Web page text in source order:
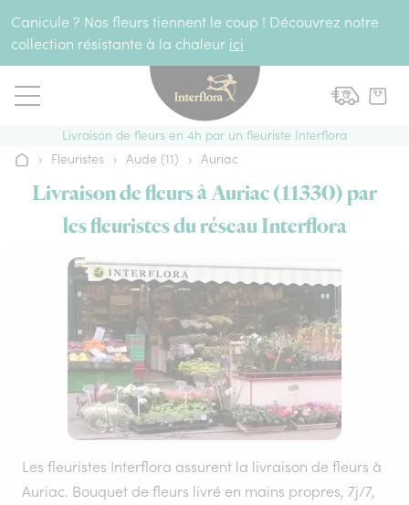
Canicule ? Nos fleurs tiennent le coup ! Découvrez notre
collection résistante à la chaleur ici
Livraison de fleurs en 4h par un fleuriste Interflora
Accueil
› Fleuristes › Aude (11) › Auriac
Livraison de fleurs à Auriac (11330) par
les fleuristes du réseau Interflora
Les fleuristes Interflora assurent la livraison de fleurs à
Auriac. Bouquet de fleurs livré en mains propres, 7j/7,